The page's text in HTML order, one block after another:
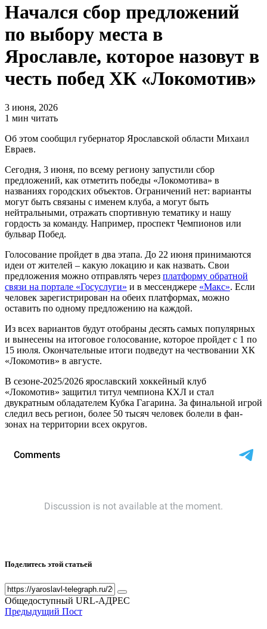
Начался сбор предложений
по выбору места в
Ярославле, которое назовут в
честь побед ХК «Локомотив»
3 июня, 2026
1 мин читать
Об этом сообщил губернатор Ярославской области Михаил
Евраев.
Сегодня, 3 июня, по всему региону запустили сбор
предложений, как отметить победы «Локомотива» в
названиях городских объектов. Ограничений нет: варианты
могут быть связаны с именем клуба, а могут быть
нейтральными, отражать спортивную тематику и нашу
гордость за команду. Например, проспект Чемпионов или
бульвар Побед.
Голосование пройдет в два этапа. До 22 июня принимаются
идеи от жителей – какую локацию и как назвать. Свои
предложения можно отправлять через платформу обратной
связи на портале «Госуслуги» и в мессенджере «Макс»​. Если
человек зарегистрирован на обеих платформах, можно
оставить по одному предложению на каждой.
Из всех вариантов будут отобраны десять самых популярных
и вынесены на итоговое голосование, которое пройдет с 1 по
15 июля. Окончательные итоги подведут на чествовании ХК
«Локомотив» в августе.
В сезоне-2025/2026 ярославский хоккейный клуб
«Локомотив» защитил титул чемпиона КХЛ и стал
двукратным обладателем Кубка Гагарина. За финальной игрой
следил весь регион, более 50 тысяч человек болели в фан-
зонах на территории всех округов.
Поделитесь этой статьей
Общедоступный URL-АДРЕС
Предыдущий Пост